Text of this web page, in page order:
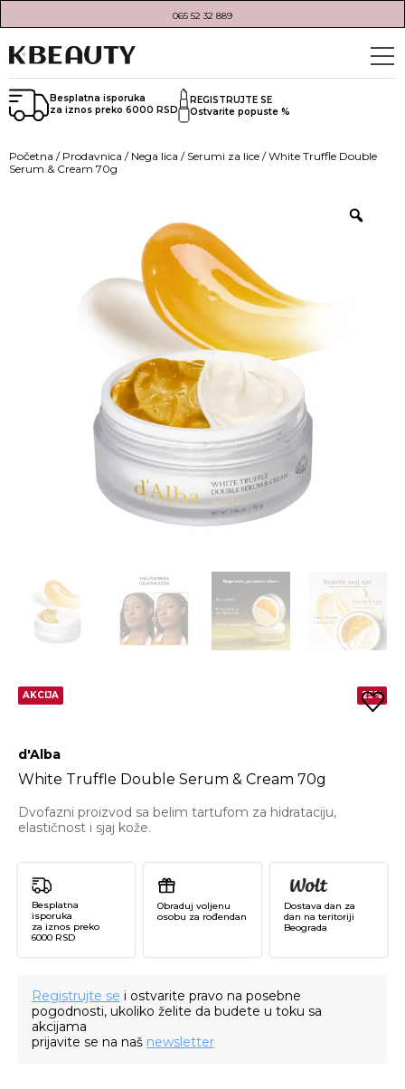
065 52 32 889
Besplatna isporuka
za iznos preko 6000 RSD
REGISTRUJTE SE
Ostvarite popuste %
Početna / Prodavnica / Nega lica / Serumi za lice / White Truffle Double
Serum & Cream 70g
AKCIJA 25%
d'Alba
White Truffle Double Serum & Cream 70g
Dvofazni proizvod sa belim tartufom za hidrataciju,
elastičnost i sjaj kože.
Besplatna
isporuka
za iznos preko
6000 RSD
Obraduj voljenu
osobu za rođendan
Dostava dan za
dan na teritoriji
Beograda
Registrujte se i ostvarite pravo na posebne
pogodnosti, ukoliko želite da budete u toku sa
akcijama
prijavite se na naš newsletter